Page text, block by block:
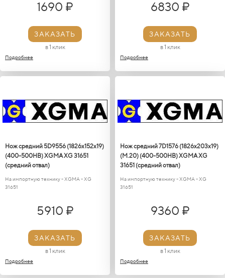
1690 ₽
ЗАКАЗАТЬ
в 1 клик
Подробнее
6830 ₽
ЗАКАЗАТЬ
в 1 клик
Подробнее
Нож средний 5D9556 (1826x152x19)
(400-500HB) XGMA XG 31651
(средний отвал)
На импортную технику - XGMA - XG
31651
5910 ₽
ЗАКАЗАТЬ
в 1 клик
Подробнее
Нож средний 7D1576 (1826x203x19)
(M.20) (400-500HB) XGMA XG
31651 (средний отвал)
На импортную технику - XGMA - XG
31651
9360 ₽
ЗАКАЗАТЬ
в 1 клик
Подробнее